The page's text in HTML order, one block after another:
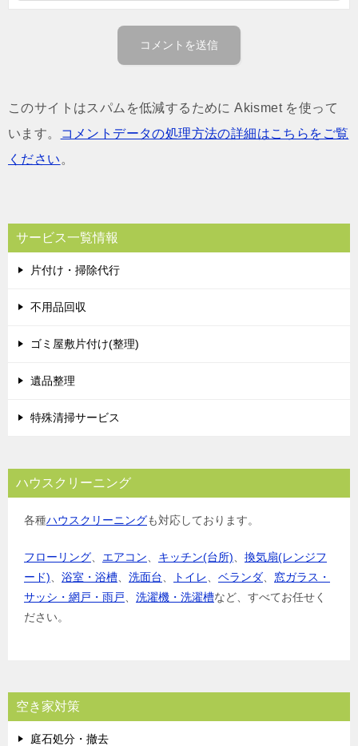
このサイトはスパムを低減するために Akismet を使って
います。
コメントデータの処理方法の詳細はこちらをご覧
ください 。
サービス一覧情報
片付け・掃除代行
不用品回収
ゴミ屋敷片付け(整理)
遺品整理
特殊清掃サービス
ハウスクリーニング
各種ハウスクリーニングも対応しております。
フローリング エアコン キッチン(台所)
換気扇(レンジフ
ード)
浴室・浴槽 洗面台 トイレ ベランダ
窓ガラス・
サッシ・網戸・雨戸
洗濯機・洗濯槽など、すべてお任せく
ださい。
空き家対策
庭石処分・撤去